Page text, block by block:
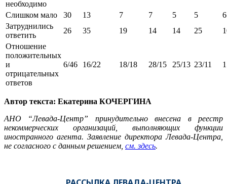
необходимо
Слишком мало
30 13 7 7 5 5
6
Затруднились
ответить
26 35 19 14 14 25
Отношение
положительных
и
отрицательных
ответов
6/46 16/22 18/18 28/15 25/13 23/11
Автор текста: Екатерина КОЧЕРГИНА
АНО “Левада-Центр” принудительно внесена в реестр
некоммерческих организаций, выполняющих функции
иностранного агента. Заявление директора Левада-Центра,
не согласного с данным решением, см. здесь.